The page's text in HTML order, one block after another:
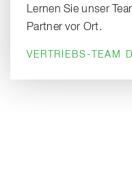
Lernen Sie unser
Partner vor Ort.
VERTRIEBS-TEAM